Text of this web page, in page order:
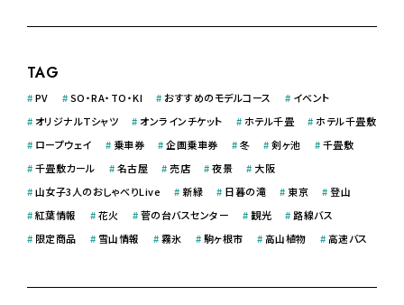
TAG
#PV #SO・RA・TO・KI #おすすめのモデルコース # イベント
# オリジナルＴシャツ # オンラインチケット # ホテル千畳 # ホテル千畳敷
# ロープウェイ # 乗車券 #企画乗車券 #冬 #剣ヶ池 #千畳敷
#千畳敷カール #名古屋 #売店 #夜景 # 大阪
#山女子3人のおしゃべりLive #新緑 # 日暮の滝 #東京 #登山
#紅葉情報 #花火 #菅の台バスセンター # 観光 #路線バス
# 限定商品 # 雪山情報 #霧氷 #駒ヶ根市 #高山植物 #高速バス